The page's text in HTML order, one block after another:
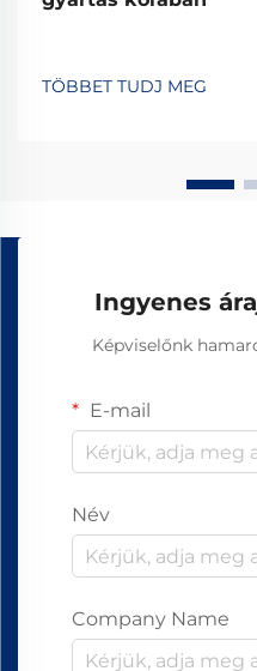
TÖBBET TUDJ MEG
Ingyenes
Képviselőnk
E-mail
Név
Company Name